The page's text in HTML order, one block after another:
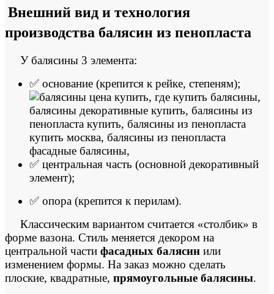
Внешний вид и технология
производства балясин из пенопласта
У балясины 3 элемента:
✅ основание (крепится к рейке, степеням);
✅ центральная часть (основной декоративный
элемент);
✅ опора (крепится к перилам).
Классическим вариантом считается «столбик» в
форме вазона. Стиль меняется декором на
центральной части фасадных балясин или
изменением формы. На заказ можно сделать
плоские, квадратные, прямоугольные балясины.